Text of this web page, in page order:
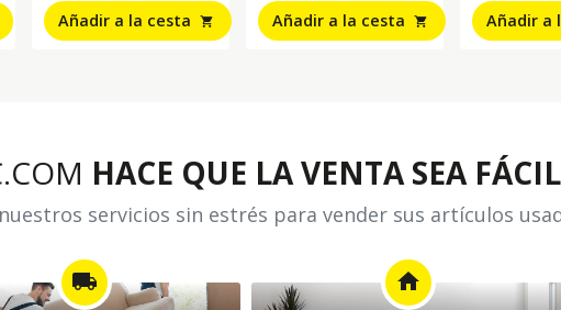
Añadir a la cesta shopping_cart Añadir a la cesta shopping_cart Añadir a
HACE QUE LA VENTA SEA
servicios sin estrés para vender sus artículos
local_shipping home